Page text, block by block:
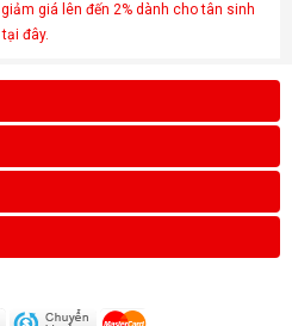
giảm giá lên đến 2% dành cho tân sinh
đây.